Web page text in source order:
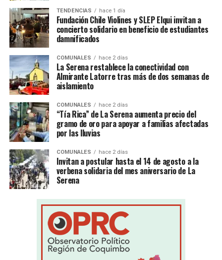
TENDENCIAS hace 1 día
Fundación Chile Violines y SLEP Elqui invitan a
concierto solidario en beneficio de estudiantes
damnificados
COMUNALES hace 2 días
La Serena restablece la conectividad con
Almirante Latorre tras más de dos semanas de
aislamiento
COMUNALES hace 2 días
“Tía Rica” de La Serena aumenta precio del
gramo de oro para apoyar a familias afectadas
por las lluvias
COMUNALES hace 2 días
Invitan a postular hasta el 14 de agosto a la
verbena solidaria del mes aniversario de La
Serena